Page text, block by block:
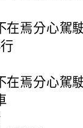
在焉分心駕
在焉分心駕